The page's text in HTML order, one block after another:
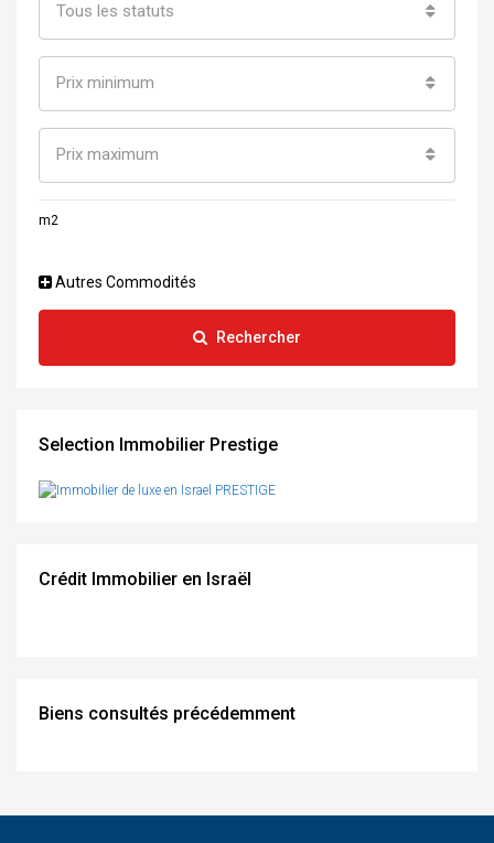
Tous les statuts
Prix minimum
Prix maximum
m2
Autres Commodités
Rechercher
Selection Immobilier Prestige
Crédit Immobilier en Israël
Biens consultés précédemment